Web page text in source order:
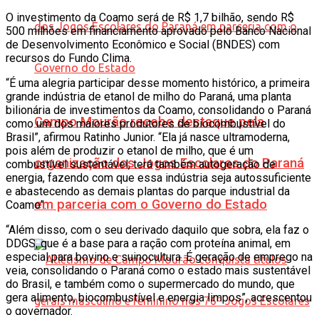
Campo Mourão recebe destaque pela
organização dos Jogos Escolares do Paraná
em parceria com o Governo do Estado
O investimento da Coamo será de R$ 1,7 bilhão, sendo R$
500 milhões em financiamento aprovado pelo Banco Nacional
de Desenvolvimento Econômico e Social (BNDES) com
recursos do Fundo Clima.
“É uma alegria participar desse momento histórico, a primeira
grande indústria de etanol de milho do Paraná, uma planta
bilionária de investimentos da Coamo, consolidando o Paraná
como um dos maiores produtores de biocombustível do
Brasil”, afirmou Ratinho Junior. “Ela já nasce ultramoderna,
pois além de produzir o etanol de milho, que é um
combustível sustentável, terá também autogeração de
energia, fazendo com que essa indústria seja autossuficiente
e abastecendo as demais plantas do parque industrial da
Coamo”.
“Além disso, com o seu derivado daquilo que sobra, ela faz o
DDGS, que é a base para a ração com proteína animal, em
especial para bovino e suinocultura. É geração de emprego na
veia, consolidando o Paraná como o estado mais sustentável
do Brasil, e também como o supermercado do mundo, que
gera alimento, biocombustível e energia limpos”, acrescentou
o governador.